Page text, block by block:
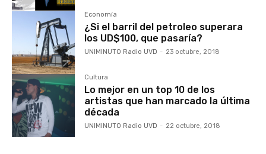
Economía
¿Si el barril del petroleo superara
los UD$100, que pasaría?
UNIMINUTO Radio UVD - 23 octubre, 2018
Cultura
Lo mejor en un top 10 de los
artistas que han marcado la última
década
UNIMINUTO Radio UVD - 22 octubre, 2018